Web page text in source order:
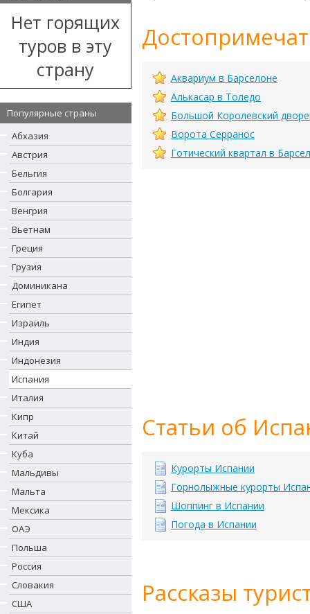
Нет горящих
туров в эту
страну
Популярные страны
Абхазия
Австрия
Бельгия
Болгария
Венгрия
Вьетнам
Греция
Грузия
Доминикана
Египет
Израиль
Индия
Индонезия
Испания
Италия
Кипр
Китай
Куба
Мальдивы
Мальта
Мексика
ОАЭ
Польша
Россия
Словакия
США
Аквариум в Барселоне
Алькасар в Толедо
Большой Королевский
Ворота Серранос
Готический квартал в
Статьи об
Курорты Испании
Горнолыжные курорты
Шоппинг в Испании
Погода в Испании
Рассказы